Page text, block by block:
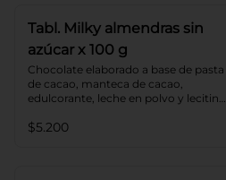
Tabl. Milky almendras sin
azúcar x 100 g
Chocolate elaborado a base de pasta
de cacao, manteca de cacao,
edulcorante, leche en polvo y lecitina
Porcentaje de cacao: 40%.
$5.200